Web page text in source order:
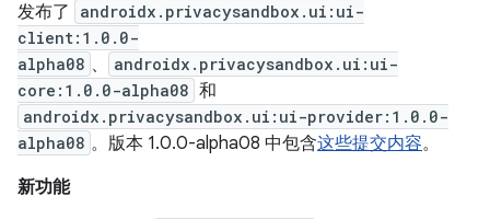
发布了
androidx.privacysandbox.ui:ui-
client:1.0.0-
alpha08 、
androidx.privacysandbox.ui:ui-
core:1.0.0-alpha08 和
androidx.privacysandbox.ui:ui-provider:1.0.0-
alpha08 。版本 1.0.0-alpha08 中包含这些提交内容。
新功能